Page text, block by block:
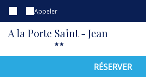
Appeler
A la Porte Saint - Jean
RÉSERVER